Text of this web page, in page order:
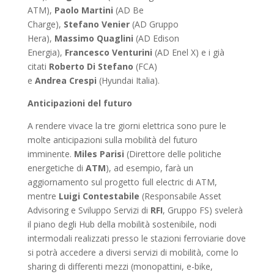
ATM), Paolo Martini (AD Be
Charge), Stefano Venier(AD Gruppo
Hera), Massimo Quaglini (AD Edison
Energia), Francesco Venturini (AD Enel X) e i già
citati Roberto Di Stefano (FCA)
e Andrea Crespi (Hyundai Italia).
Anticipazioni del futuro
A rendere vivace la tre giorni elettrica sono pure le
molte anticipazioni sulla mobilità del futuro
imminente. Miles Parisi (Direttore delle politiche
energetiche di ATM), ad esempio, farà un
aggiornamento sul progetto full electric di ATM,
mentre Luigi Contestabile (Responsabile Asset
Advisoring e Sviluppo Servizi di RFI, Gruppo FS) svelerà
il piano degli Hub della mobilità sostenibile, nodi
intermodali realizzati presso le stazioni ferroviarie dove
si potrà accedere a diversi servizi di mobilità, come lo
sharing di differenti mezzi (monopattini, e-bike,